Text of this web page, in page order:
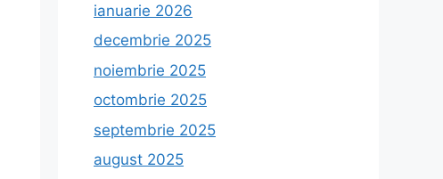
ianuarie 2026
decembrie 2025
noiembrie 2025
octombrie 2025
septembrie 2025
august 2025